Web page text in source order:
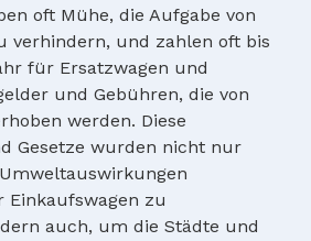
oft Mühe, die Aufgabe von
verhindern, und zahlen oft bis
für Ersatzwagen und
und Gebühren, die von
werden. Diese
Gesetze wurden nicht nur
Einkaufswagen zu
auch, um die Städte und